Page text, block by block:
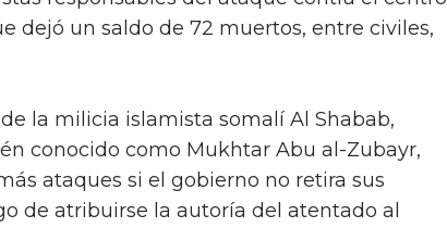
dejó un saldo de 72 muertos, entre civiles,
la milicia islamista somalí Al Shabab,
conocido como Mukhtar Abu al-Zubayr,
ataques si el gobierno no retira sus
de atribuirse la autoría del atentado al